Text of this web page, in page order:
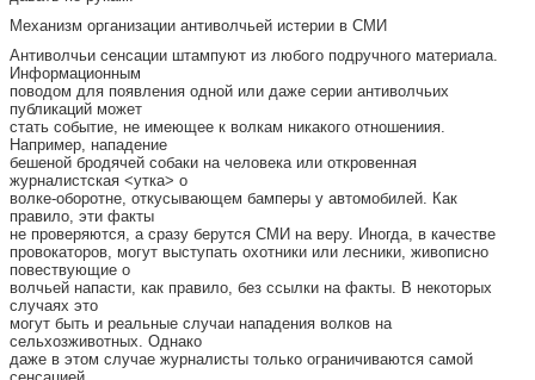
Механизм организации антиволчьей истерии в СМИ
Антиволчьи сенсации штампуют из любого подручного материала.
Информационным
поводом для появления одной или даже серии антиволчьих
публикаций может
стать событие, не имеющее к волкам никакого отношениия.
Например, нападение
бешеной бродячей собаки на человека или откровенная
журналистская <утка> о
волке-оборотне, откусывающем бамперы у автомобилей. Как
правило, эти факты
не проверяются, а сразу берутся СМИ на веру. Иногда, в качестве
провокаторов, могут выступать охотники или лесники, живописно
повествующие о
волчьей напасти, как правило, без ссылки на факты. В некоторых
случаях это
могут быть и реальные случаи нападения волков на
сельхозживотных. Однако
даже в этом случае журналисты только ограничиваются самой